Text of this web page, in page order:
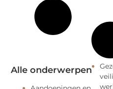
Alle onderwerpen